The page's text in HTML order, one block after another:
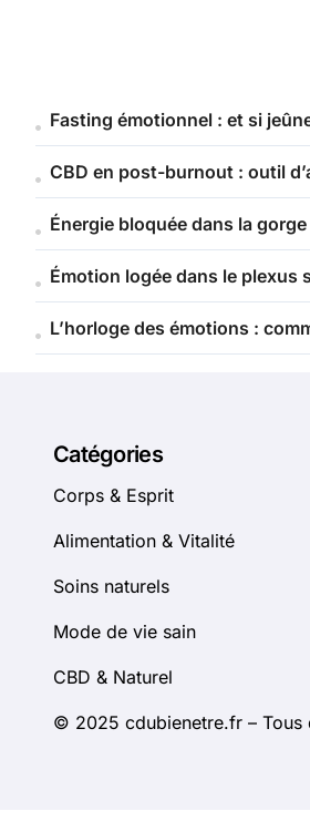
Fasting émotionnel : et si
CBD en post-burnout : outil
Énergie bloquée dans la
Émotion logée dans le plexus
L’horloge des émotions :
Catégories
Corps & Esprit
Alimentation & Vitalité
Soins naturels
Mode de vie sain
CBD & Naturel
© 2025 cdubienetre.fr – Tous